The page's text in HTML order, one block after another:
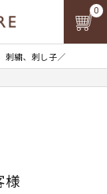
刺繍、刺し子／
0
様